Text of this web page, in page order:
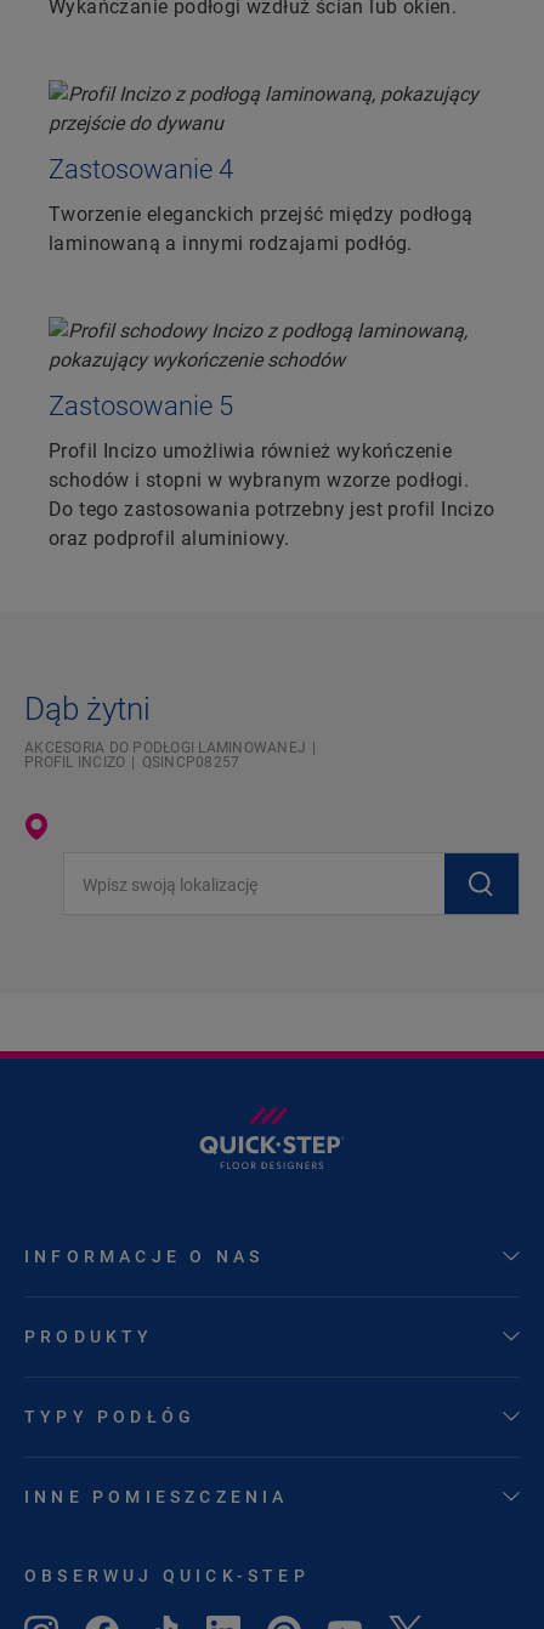
Wykańczanie podłogi wzdłuż ścian lub okien.
Zastosowanie 4
Tworzenie eleganckich przejść między podłogą
laminowaną a innymi rodzajami podłóg.
Zastosowanie 5
Profil Incizo umożliwia również wykończenie
schodów i stopni w wybranym wzorze podłogi.
Do tego zastosowania potrzebny jest profil Incizo
oraz podprofil aluminiowy.
Dąb żytni
AKCESORIA DO PODŁOGI LAMINOWANEJ
PROFIL INCIZO
QSINCP08257
INFORMACJE O NAS
PRODUKTY
TYPY PODŁÓG
INNE POMIESZCZENIA
OBSERWUJ QUICK-STEP